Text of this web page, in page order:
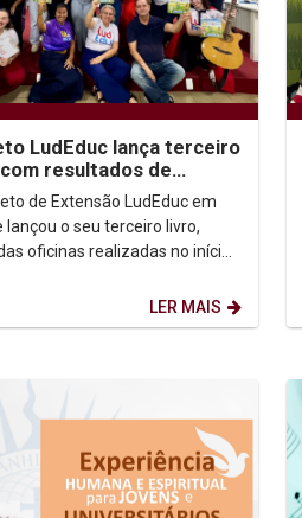
LudEduc lança terceiro
resultados de
em Saúde e Educação
de Extensão LudEduc em
lançou o seu terceiro livro,
oficinas realizadas no início
LER MAIS